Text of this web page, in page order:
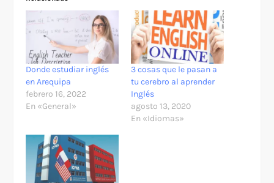
Donde estudiar inglés
en Arequipa
febrero 16, 2022
En «General»
3 cosas que le pasan a
tu cerebro al aprender
Inglés
agosto 13, 2020
En «Idiomas»